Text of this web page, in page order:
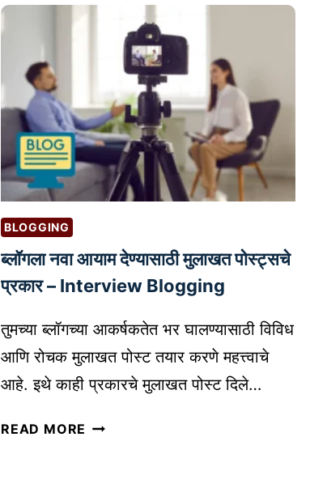
BLOGGING
ब्लॉगला नवा आयाम देण्यासाठी मुलाखत पोस्ट्सचे
प्रकार – Interview Blogging
तुमच्या ब्लॉगच्या आकर्षकतेत भर घालण्यासाठी विविध
आणि रोचक मुलाखत पोस्ट तयार करणे महत्त्वाचे
आहे. इथे काही प्रकारचे मुलाखत पोस्ट दिले…
READ MORE ब्लॉ